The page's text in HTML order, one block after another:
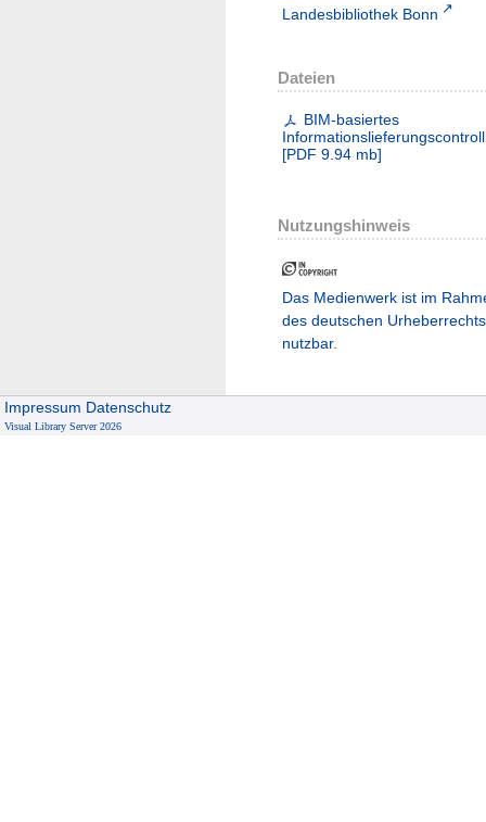
Landesbibliothek Bonn
Dateien
BIM-basiertes
[PDF 9.94 mb]
Nutzungshinweis
Das Medienwerk ist im
des deutschen Urheberrechts
nutzbar.
Impressum Datenschutz
Visual Library Server 2026